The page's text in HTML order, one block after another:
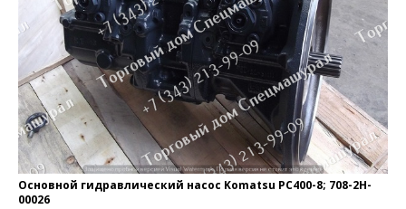
Основной гидравлический насос Komatsu PC400-8; 708-2H-
00026